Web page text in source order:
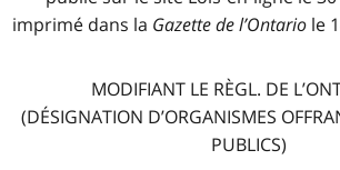
imprimé dans la Gazette de l’Ontario le
MODIFIANT LE RÈGL. DE
(DÉSIGNATION D’ORGANISMES
PUBLICS)